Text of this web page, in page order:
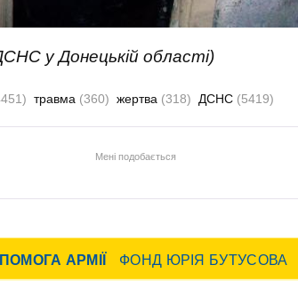
у Донецькій області)
травма (360) жертва (318) ДСНС (5419)
Мені подобається